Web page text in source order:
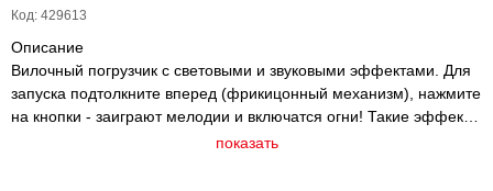
Код: 429613
Описание
Вилочный погрузчик с световыми и звуковыми эффектами. Для
запуска подтолкните вперед (фрикицонный механизм), нажмите
на кнопки - заиграют мелодии и включатся огни! Такие эффекты
подарят множество впечатлений! Более того, спецтранспорт
показать